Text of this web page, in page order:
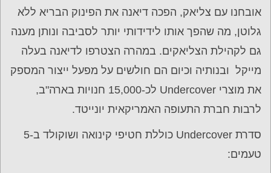
אובחנו עם צליאק, הפכה דיאנה את הפינוק הבריא ללא
גלוטן, מה שהפך אותו לידידותי יותר לסביבה ונותן מענה
גם לקהילת הצליאקים. במהרה הצטרפו לדיאנה בעלה
מייקל ובנותיה וכיום הם חולשים על מפעל ייצור המספק
את מוצרי Undercover לכ-15,000 חנויות בארה"ב,
לרבות חברת התעופה האמריקאית יונייטד.
סדרת Undercover כוללת חטיפי קינואה ושוקולד ב-5
טעמים: